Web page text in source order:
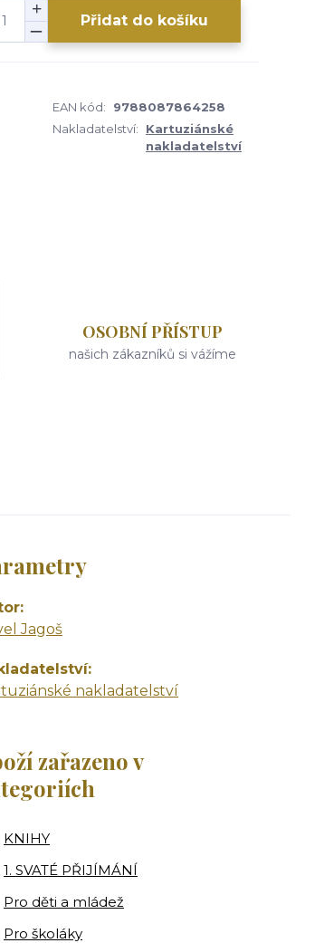
Přidat do košíku
EAN kód:
9788087864258
Nakladatelství:
Kartuziánské
nakladatelství
OSOBNÍ PŘÍSTUP
našich zákazníků si vážíme
Jagoš
nakladatelství
zařazeno v
KNIHY
1. SVATÉ PŘIJÍMÁNÍ
Pro děti a mládež
Pro školáky